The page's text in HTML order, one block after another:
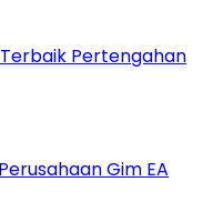
Pertengahan
Gim EA